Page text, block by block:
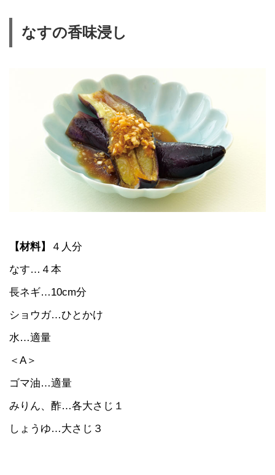
なすの香味浸し
【材料】
４人分
なす…４本
長ネギ…10cm分
ショウガ…ひとかけ
水…適量
＜A＞
ゴマ油…適量
みりん、酢…各大さじ１
しょうゆ…大さじ３